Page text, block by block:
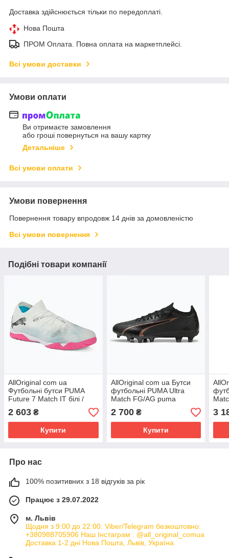
Доставка здійснюється тільки по передоплаті.
Нова Пошта
ПРОМ Оплата. Повна оплата на маркетплейсі.
Всі умови доставки
Умови оплати
Ви отримаєте замовлення
або гроші повернуться на вашу картку
Детальніше
Всі умови оплати
Умови повернення
Повернення товару впродовж 14 днів за домовленістю
Всі умови повернення
Подібні товари компанії
AllOriginal com ua
Футбольні бутси PUMA
Future 7 Match IT білі /
чорні / отруйно-рожеві
PUMA Future 7 Match IT
2 603 ₴
Купити
AllOriginal com ua Бутси
футбольні PUMA Ultra
Match FG/AG puma
black/copper rose
РОЗМІРИ ЗАПИТУЙТЕ
2 700₴
Купити
3
Про нас
100% позитивних з 18 відгуків за рік
Працює з 29.07.2022
м. Львів
Щодня з 9:00 до 22:00. Viber/Telegram безкоштовно:
+380988705906 Наш Інстаграм : @all_original_comua
Доставка 1-2 дні Нова Пошта, Львів, Україна